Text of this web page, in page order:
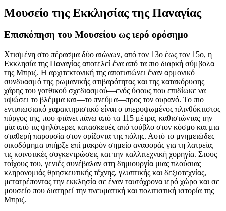
Μουσείο της Εκκλησίας της Παναγίας
Επισκόπηση του Μουσείου ως ιερό ορόσημο
Χτισμένη στο πέρασμα δύο αιώνων, από τον 13ο έως τον 15ο, η
Εκκλησία της Παναγίας αποτελεί ένα από τα πιο διαρκή σύμβολα
της Μπριζ. Η αρχιτεκτονική της αποτυπώνει έναν αρμονικό
συνδυασμό της ρωμανικής στιβαρότητας και της κατακόρυφης
χάρης του γοτθικού σχεδιασμού—ενός ύφους που επιδίωκε να
υψώσει το βλέμμα και—το πνεύμα—προς τον ουρανό. Το πιο
εντυπωσιακό χαρακτηριστικό είναι ο υπερυψωμένος πλινθόκτιστος
πύργος της, που φτάνει πάνω από τα 115 μέτρα, καθιστώντας την
μία από τις ψηλότερες κατασκευές από τούβλο στον κόσμο και μια
σταθερή παρουσία στον ορίζοντα της πόλης. Αυτό το μνημειώδες
οικοδόμημα υπήρξε επί μακρόν σημείο αναφοράς για τη λατρεία,
τις κοινοτικές συγκεντρώσεις και την καλλιτεχνική χορηγία. Στους
τοίχους του, γενιές συνέβαλαν στη δημιουργία μιας πλούσιας
κληρονομιάς θρησκευτικής τέχνης, γλυπτικής και δεξιοτεχνίας,
μετατρέποντας την εκκλησία σε έναν ταυτόχρονα ιερό χώρο και σε
μουσείο που διατηρεί την πνευματική και πολιτιστική ιστορία της
Μπριζ.